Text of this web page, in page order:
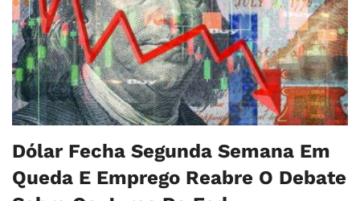
Dólar Fecha Segunda Semana Em
Queda E Emprego Reabre O Debate